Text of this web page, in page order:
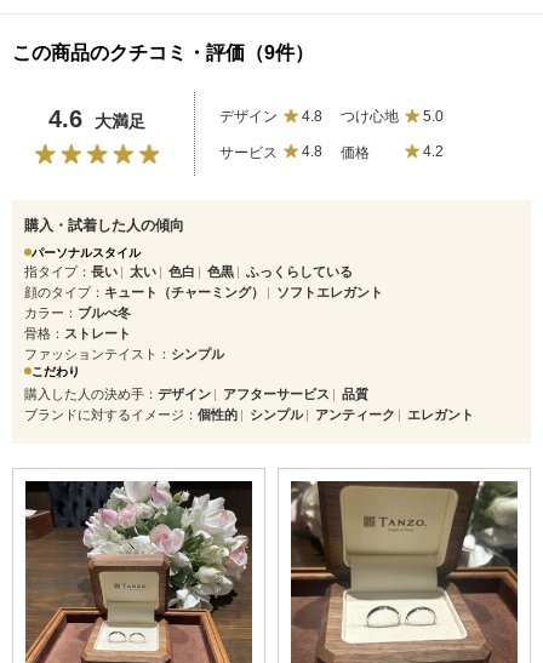
この商品のクチコミ・評価（9件）
4.6 大満足 デザイン 4.8 つけ心地 5.0
サービス 4.8 価格 4.2
購入・試着した人の傾向
パーソナルスタイル
指タイプ 長い 太い 色白 色黒
ふっくらしている
顔のタイプ
キュート（チャーミング）
ソフトエレガント
カラー
ブルべ冬
骨格
ストレート
ファッションテイスト
シンプル
こだわり
購入した人の決め手 デザイン アフターサービス
品質
ブランドに対するイメージ
個性的 シンプル アンティーク エレガント